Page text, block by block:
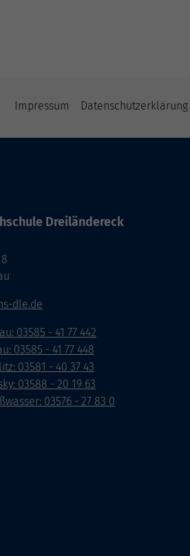
Impressum Datenschutzerklärung
Dreiländereck
dle.de
03585 - 41 77 442
03585 - 41 77 448
03581 - 40 37 43
03588 - 20 19 63
03576 - 27 83 0